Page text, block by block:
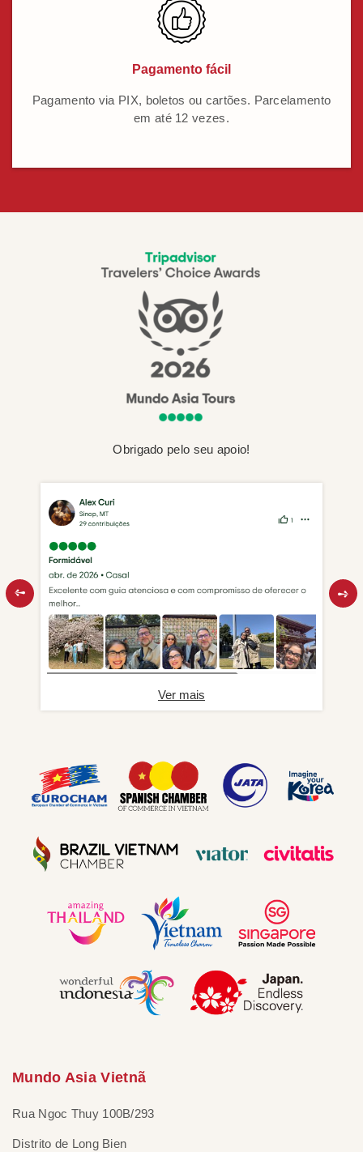
Pagamento fácil
Pagamento via PIX, boletos ou cartões. Parcelamento
em até 12 vezes.
Obrigado pelo seu apoio!
Ver mais
Mundo Asia Vietnã
Rua Ngoc Thuy 100B/293
Distrito de Long Bien